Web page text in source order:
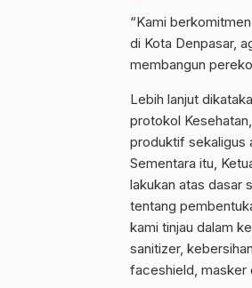
“Kami
di Kota Denpasar,
membangun
Lebih lanjut
protokol
produktif sekaligus
Sementara itu,
lakukan atas dasar
tentang
kami tinjau dalam
sanitizer,
faceshield, masker